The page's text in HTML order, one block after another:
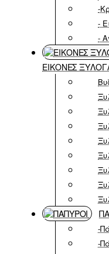
-
-
-
ΕΙΚΟΝΕΣ
-
-